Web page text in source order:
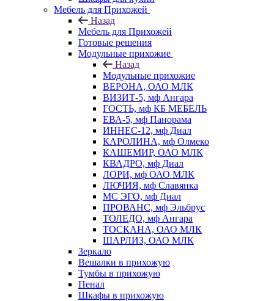
Мебель для Прихожей
Назад
Мебель для Прихожей
Готовые решения
Модульные прихожие
Назад
Модульные прихожие
ВЕРОНА, ОАО МЛК
ВИЗИТ-5, мф Ангара
ГОСТЬ, мф КБ МЕБЕЛЬ
ЕВА-5, мф Панорама
ИННЕС-12, мф Диал
КАРОЛИНА, мф Олмеко
КАШЕМИР, ОАО МЛК
КВАДРО, мф Диал
ЛОРИ, мф ОАО МЛК
ЛЮЧИЯ, мф Славянка
МС ЭГО, мф Диал
ПРОВАНС, мф Эльбрус
ТОЛЕДО, мф Ангара
ТОСКАНА, ОАО МЛК
ШАРЛИЗ, ОАО МЛК
Зеркало
Вешалки в прихожую
Тумбы в прихожую
Пенал
Шкафы в прихожую